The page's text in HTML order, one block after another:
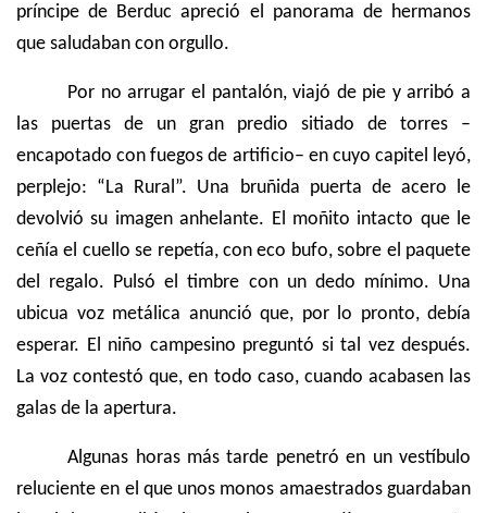
príncipe de Berduc apreció el panorama de hermanos
que saludaban con orgullo.
Por no arrugar el pantalón, viajó de pie y arribó a
las puertas de un gran predio sitiado de torres –
encapotado con fuegos de artificio– en cuyo capitel leyó,
perplejo: “La Rural”. Una bruñida puerta de acero le
devolvió su imagen anhelante. El moñito intacto que le
ceñía el cuello se repetía, con eco bufo, sobre el paquete
del regalo. Pulsó el timbre con un dedo mínimo. Una
ubicua voz metálica anunció que, por lo pronto, debía
esperar. El niño campesino preguntó si tal vez después.
La voz contestó que, en todo caso, cuando acabasen las
galas de la apertura.
Algunas horas más tarde penetró en un vestíbulo
reluciente en el que unos monos amaestrados guardaban